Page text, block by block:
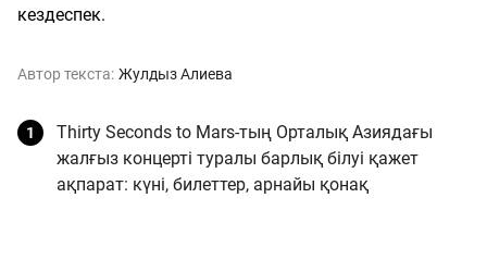
кездеспек.
Автор текста: Жулдыз Алиева
Thirty Seconds to Mars-тың Орталық Азиядағы
жалғыз концерті туралы барлық білуі қажет
ақпарат: күні, билеттер, арнайы қонақ